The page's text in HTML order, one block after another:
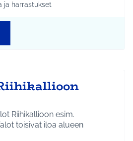
mukaan: Kellokoski
teeman mukaan: Liikunta ja
ja harrastukset
Riihikallioon esim.
toisivat iloa alueen